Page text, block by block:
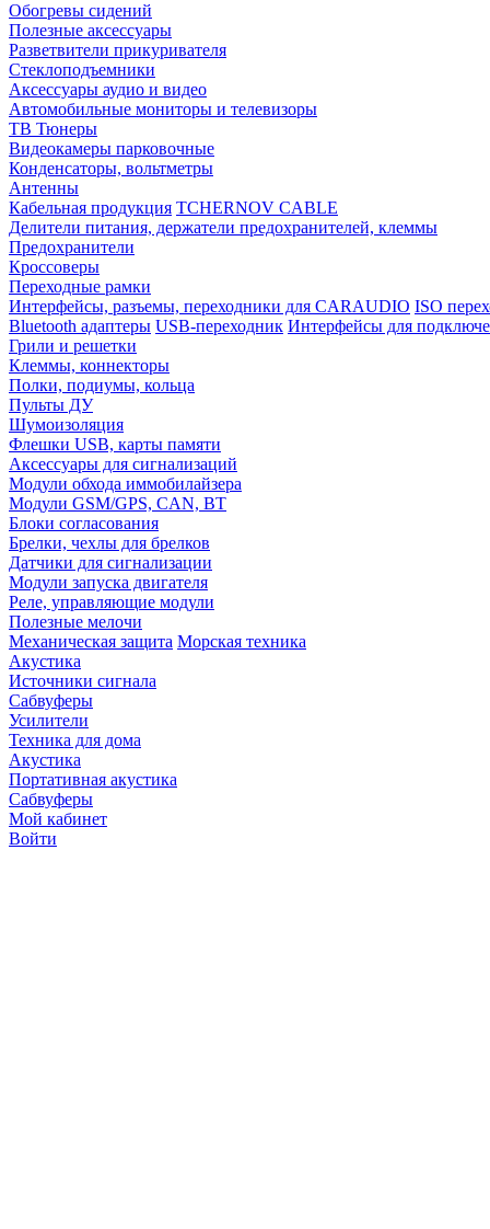
Обогревы сидений
Полезные аксессуары
Разветвители прикуривателя
Стеклоподъемники
Аксессуары аудио и видео
Автомобильные мониторы и телевизоры
ТВ Тюнеры
Видеокамеры парковочные
Конденсаторы, вольтметры
Антенны
Кабельная продукция TCHERNOV CABLE
Делители питания, держатели предохранителей, клеммы
Предохранители
Кроссоверы
Переходные рамки
Интерфейсы, разъемы, переходники для CARAUDIO ISO
Bluetooth адаптеры USB-переходник Интерфейсы для
Грили и решетки
Клеммы, коннекторы
Полки, подиумы, кольца
Пульты ДУ
Шумоизоляция
Флешки USB, карты памяти
Аксессуары для сигнализаций
Модули обхода иммобилайзера
Модули GSM/GPS, CAN, BT
Блоки согласования
Брелки, чехлы для брелков
Датчики для сигнализации
Модули запуска двигателя
Реле, управляющие модули
Полезные мелочи
Механическая защита Морская техника
Акустика
Источники сигнала
Сабвуферы
Усилители
Техника для дома
Акустика
Портативная акустика
Сабвуферы
Мой кабинет
Войти